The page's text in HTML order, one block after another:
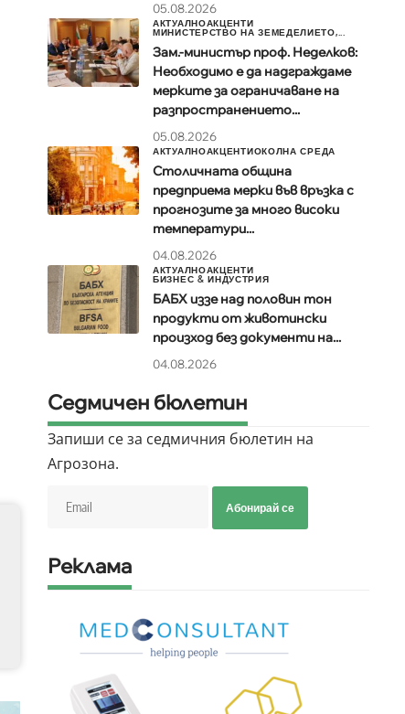
05.08.2026
АКТУАЛНОАКЦЕНТИ
МИНИСТЕРСТВО НА ЗЕМЕДЕЛИЕТО,...
Зам.-министър проф. Неделков:
Необходимо е да надграждаме
мерките за ограничаване на
разпространението...
05.08.2026
АКТУАЛНОАКЦЕНТИОКОЛНА СРЕДА
Столичната община
предприема мерки във връзка с
прогнозите за много високи
температури...
04.08.2026
АКТУАЛНОАКЦЕНТИ
БИЗНЕС & ИНДУСТРИЯ
БАБХ иззе над половин тон
продукти от животински
произход без документи на...
04.08.2026
Седмичен бюлетин
Запиши се за седмичния бюлетин на
Агрозона.
Абонирай се
Реклама